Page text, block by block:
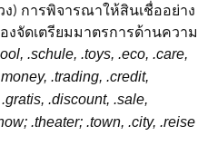
) การพิจารณาให้สินเชื่ออย่าง
จัดเตรียมมาตรการด้านความ
.schule, .toys, .eco, .care,
.trading, .credit,
.discount, .sale,
.theater; .town, .city, .reise